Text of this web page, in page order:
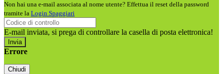
Non hai una e-mail associata al nome utente? Effettua il reset della password
tramite la Login Spaggiari
E-mail inviata, si prega di controllare la casella di posta elettronica!
Errore
Chiudi